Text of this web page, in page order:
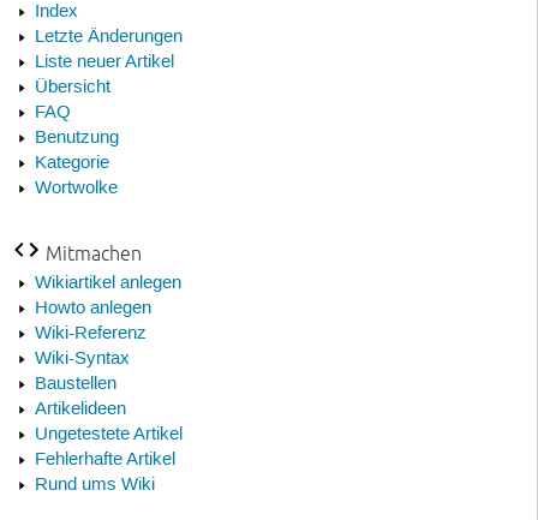
Index
Letzte Änderungen
Liste neuer Artikel
Übersicht
FAQ
Benutzung
Kategorie
Wortwolke
Mitmachen
Wikiartikel anlegen
Howto anlegen
Wiki-Referenz
Wiki-Syntax
Baustellen
Artikelideen
Ungetestete Artikel
Fehlerhafte Artikel
Rund ums Wiki